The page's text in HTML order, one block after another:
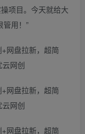
项目。今天就给大
管用！”